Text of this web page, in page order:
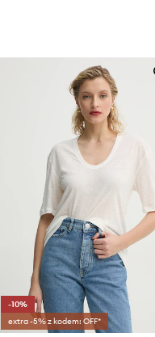
-10%
extra -5% z kodem: OFF*